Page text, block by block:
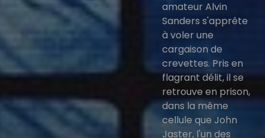
amateur Alvin
Sanders s'apprête
à voler une
cargaison de
crevettes. Pris en
flagrant délit, il se
retrouve en prison,
dans la même
cellule que John
Jaster, l'un des